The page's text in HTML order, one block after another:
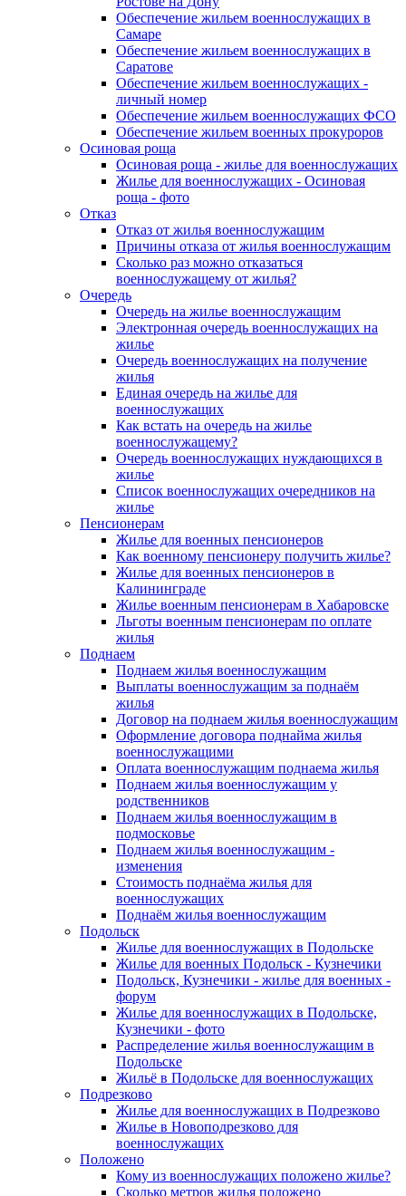
Обеспечение жильем военнослужащих в
Самаре
Обеспечение жильем военнослужащих в
Саратове
Обеспечение жильем военнослужащих -
личный номер
Обеспечение жильем военнослужащих ФСО
Обеспечение жильем военных прокуроров
Осиновая роща
Осиновая роща - жилье для военнослужащих
Жилье для военнослужащих - Осиновая
роща - фото
Отказ
Отказ от жилья военнослужащим
Причины отказа от жилья военнослужащим
Сколько раз можно отказаться
военнослужащему от жилья?
Очередь
Очередь на жилье военнослужащим
Электронная очередь военнослужащих на
жилье
Очередь военнослужащих на получение
жилья
Единая очередь на жилье для
военнослужащих
Как встать на очередь на жилье
военнослужащему?
Очередь военнослужащих нуждающихся в
жилье
Список военнослужащих очередников на
жилье
Пенсионерам
Жилье для военных пенсионеров
Как военному пенсионеру получить жилье?
Жилье для военных пенсионеров в
Калининграде
Жилье военным пенсионерам в Хабаровске
Льготы военным пенсионерам по оплате
жилья
Поднаем
Поднаем жилья военнослужащим
Выплаты военнослужащим за поднаём
жилья
Договор на поднаем жилья военнослужащим
Оформление договора поднайма жилья
военнослужащими
Оплата военнослужащим поднаема жилья
Поднаем жилья военнослужащим у
родственников
Поднаем жилья военнослужащим в
подмосковье
Поднаем жилья военнослужащим -
изменения
Стоимость поднаёма жилья для
военнослужащих
Поднаём жилья военнослужащим
Подольск
Жилье для военнослужащих в Подольске
Жилье для военных Подольск - Кузнечики
Подольск, Кузнечики - жилье для военных -
форум
Жилье для военнослужащих в Подольске,
Кузнечики - фото
Распределение жилья военнослужащим в
Подольске
Жильё в Подольске для военнослужащих
Подрезково
Жилье для военнослужащих в Подрезково
Жилье в Новоподрезково для
военнослужащих
Положено
Кому из военнослужащих положено жилье?
Сколько метров жилья положено